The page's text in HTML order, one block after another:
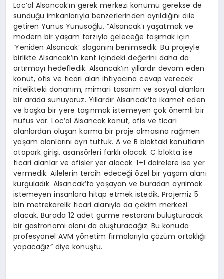
Loc’al Alsancak’ın gerek merkezi konumu gerekse de
sunduğu imkanlarıyla benzerlerinden ayrıldığını dile
getiren Yunus Yunusoğlu, “Alsancak’ı yaşatmak ve
modern bir yaşam tarzıyla geleceğe taşımak için
‘Yeniden Alsancak’ sloganını benimsedik. Bu projeyle
birlikte Alsancak’ın kent içindeki değerini daha da
artırmayı hedefledik. Alsancak’ın yıllardır devam eden
konut, ofis ve ticari alan ihtiyacına cevap verecek
nitelikteki donanım, mimari tasarım ve sosyal alanları
bir arada sunuyoruz. Yıllardır Alsancak’ta ikamet eden
ve başka bir yere taşınmak istemeyen çok önemli bir
nüfus var. Loc’al Alsancak konut, ofis ve ticari
alanlardan oluşan karma bir proje olmasına rağmen
yaşam alanlarını ayrı tuttuk. A ve B bloktaki konutların
otopark girişi, asansörleri farklı olacak. C blokta ise
ticari alanlar ve ofisler yer alacak. 1+1 dairelere ise yer
vermedik. Ailelerin tercih edeceği özel bir yaşam alanı
kurguladık. Alsancak’ta yaşayan ve buradan ayrılmak
istemeyen insanlara hitap etmek istedik. Projemiz 5
bin metrekarelik ticari alanıyla da çekim merkezi
olacak. Burada 12 adet gurme restoranı buluşturacak
bir gastronomi alanı da oluşturacağız. Bu konuda
profesyonel AVM yönetim firmalarıyla çözüm ortaklığı
yapacağız” diye konuştu.